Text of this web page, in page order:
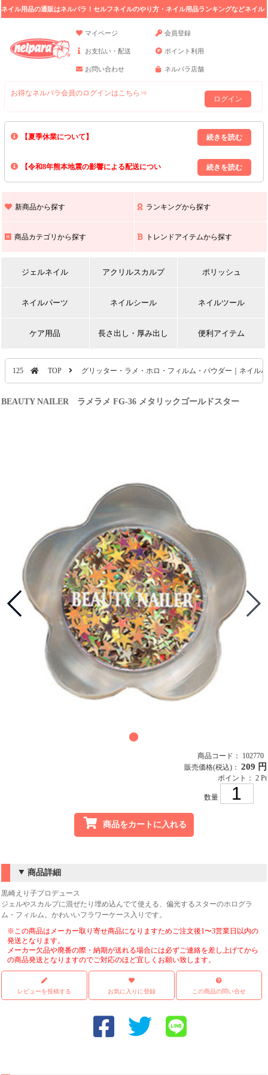
ネイル用品の通販はネルパラ！セルフネイルのやり方・ネイル用品ランキングなどネイル
マイページ
会員登録
お支払い・配送 ポイント利用
お問い合わせ ネルパラ店舗
お得なネルパラ会員のログインはこちら⇒
ログイン
【夏季休業について】
8/13(木)～8/16(日)の間｢出荷業務・お問い合わせ業務｣はお休みいたしま
上記期間中のご注文・お問い合わせは8/17(月)以降の対応となりますので
【令和8年熊本地震の影響による配送につい
また､ 九州全域でお荷物のお届けに遅延が生じております｡
新商品から探す ランキングから探す
商品カテゴリから探す トレンドアイテムから探す
ジェルネイル アクリルスカルプ ポリッシュ
ネイルパーツ ネイルシール ネイルツール
ケア用品 長さ出し・厚み出し 便利アイテム
125 TOP グリッター・ラメ・ホロ・フィルム・パウダー｜ネイル
BEAUTY NAILER ラメラメ FG-36 メタリックゴールドスター
商品コード： 102770
販売価格(税込)： 209 円
ポイント： 2 Pt
数量
商品をカートに入れる
商品詳細
黒崎えり子プロデュース
ジェルやスカルプに混ぜたり埋め込んでて使える、偏光するスターのホログラ
ム・フィルム。かわいいフラワーケース入りです。
※この商品はメーカー取り寄せ商品になりますためご注文後1〜3営業日以内の
発送となります。
メーカー欠品や廃番の際・納期が送れる場合には必ずご連絡を差し上げてから
の商品発送となりますのでご対応のほど宜しくお願い致します。
レビューを投稿する お気に入りに登録 この商品の問い合せ